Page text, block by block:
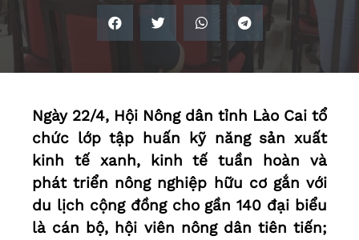
Ngày 22/4, Hội Nông dân tỉnh Lào Cai tổ
chức lớp tập huấn kỹ năng sản xuất
kinh tế xanh, kinh tế tuần hoàn và
phát triển nông nghiệp hữu cơ gắn với
du lịch cộng đồng cho gần 140 đại biểu
là cán bộ, hội viên nông dân tiên tiến;